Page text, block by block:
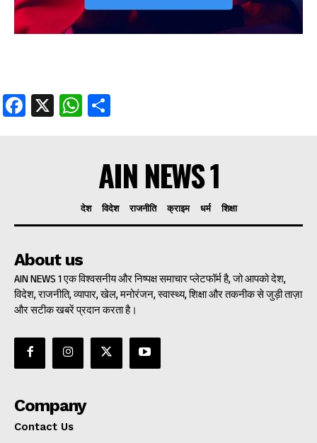
Facebook
X WhatsApp
AIN NEWS 1
देश विदेश राजनीति क्राइम धर्म शिक्षा
About us
AIN NEWS 1 एक विश्वसनीय और निष्पक्ष समाचार प्लेटफॉर्म है, जो आपको देश,
विदेश, राजनीति, व्यापार, खेल, मनोरंजन, स्वास्थ्य, शिक्षा और तकनीक से जुड़ी ताज़ा
और सटीक खबरें प्रदान करता है।
Company
Contact Us